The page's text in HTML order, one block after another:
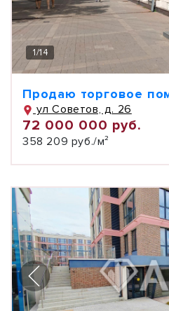
1/14
Продаю торговое
ул Советов, д. 26
72 000 000 руб.
358 209 руб./м²